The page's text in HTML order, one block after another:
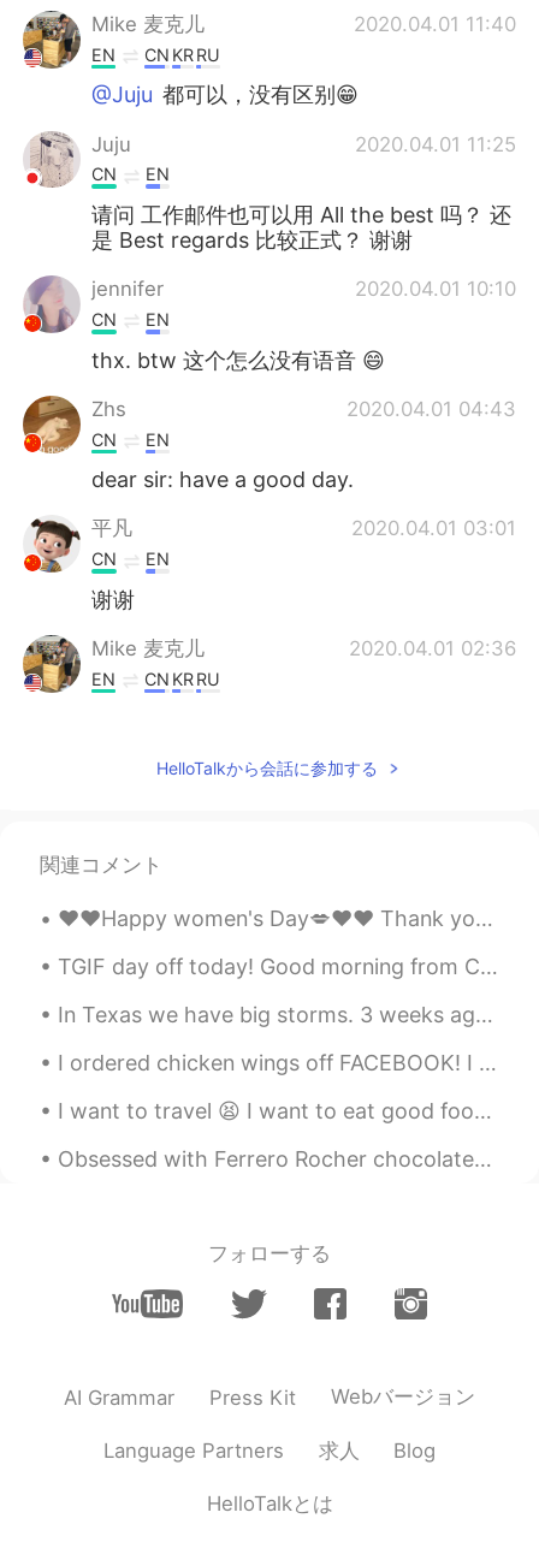
Mike 麦克儿 2020.04.01 11:40
EN CN KRRU
@Juju 都可以，没有区别😁
Juju 2020.04.01 11:25
CN EN
请问 工作邮件也可以用 All the best 吗？ 还
是 Best regards 比较正式？ 谢谢
jennifer 2020.04.01 10:10
CN EN
thx. btw 这个怎么没有语音 😄
Zhs 2020.04.01 04:43
CN EN
dear sir: have a good day.
平凡 2020.04.01 03:01
CN EN
谢谢
Mike 麦克儿 2020.04.01 02:36
EN CN KRRU
迫他很快回复。Hope to hear from you
CN EN
it's helpful.Thx mate
Mike 麦克儿 2020.04.01 02:33
voice call 的话。。。那应该是别
的课程的内容😁😁
Mike 麦克儿 2020.04.01 02:32
CN EN
CN EN
用了几年的look forward to...
HelloTalkから会話に参加する
関連コメント
❤️❤️Happy women's Day💋❤️❤️ Thank you for those who wished me and I'm sorry that I didn't know th...
TGIF day off today! Good morning from Canada 🇨🇦! Simple breakfast ^^ beef patties and tonkatsu pl...
In Texas we have big storms. 3 weeks ago we got hail 😳 Today we have a very big storm coming in w...
I ordered chicken wings off FACEBOOK! I was looking through marketplace and saw that many people...
I want to travel 😫 I want to eat good food, see new places, hike, swim, etc ! People stop bein...
Obsessed with Ferrero Rocher chocolates, my favorite 😍 🍫What kind of chocolates do you guys like?...
フォローする
AI Grammar Press Kit Webバージョン
Language Partners 求人 Blog
HelloTalkとは